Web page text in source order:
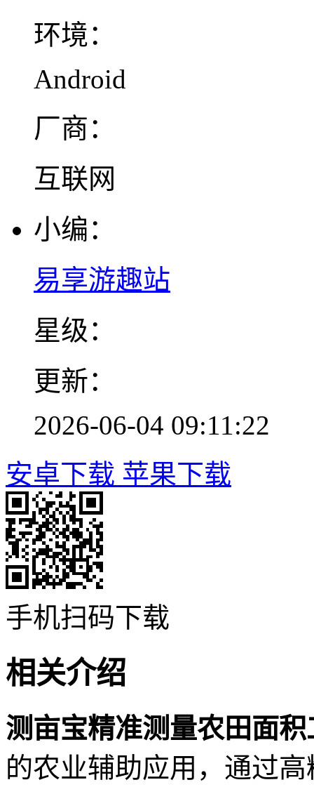
环境：
Android
厂商：
互联网
小编：
易享游趣站
星级：
更新：
2026-06-04 09:11:22
安卓下载 苹果下载
手机扫码下载
相关介绍
测亩宝精准测量农田面积
的农业辅助应用，通过